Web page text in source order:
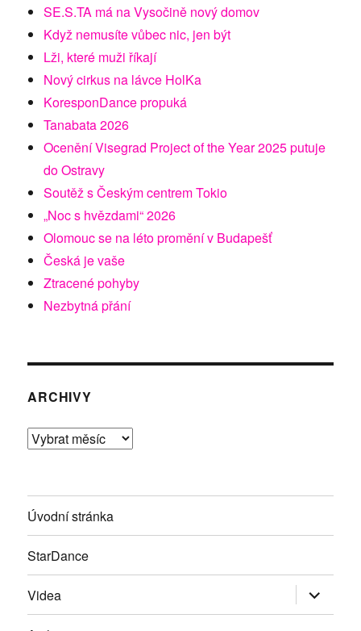
SE.S.TA má na Vysočině nový domov
Když nemusíte vůbec nic, jen být
Lži, které muži říkají
Nový cirkus na lávce HolKa
KoresponDance propuká
Tanabata 2026
Ocenění Visegrad Project of the Year 2025 putuje
do Ostravy
Soutěž s Českým centrem Tokio
„Noc s hvězdami“ 2026
Olomouc se na léto promění v Budapešť
Česká je vaše
Ztracené pohyby
Nezbytná přání
ARCHIVY
Archivy
Úvodní stránka
StarDance
Videa Zobrazit
položky